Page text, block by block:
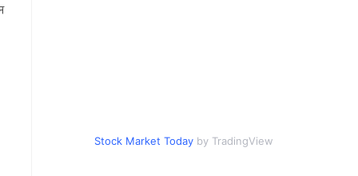
Stock Market Today by TradingView